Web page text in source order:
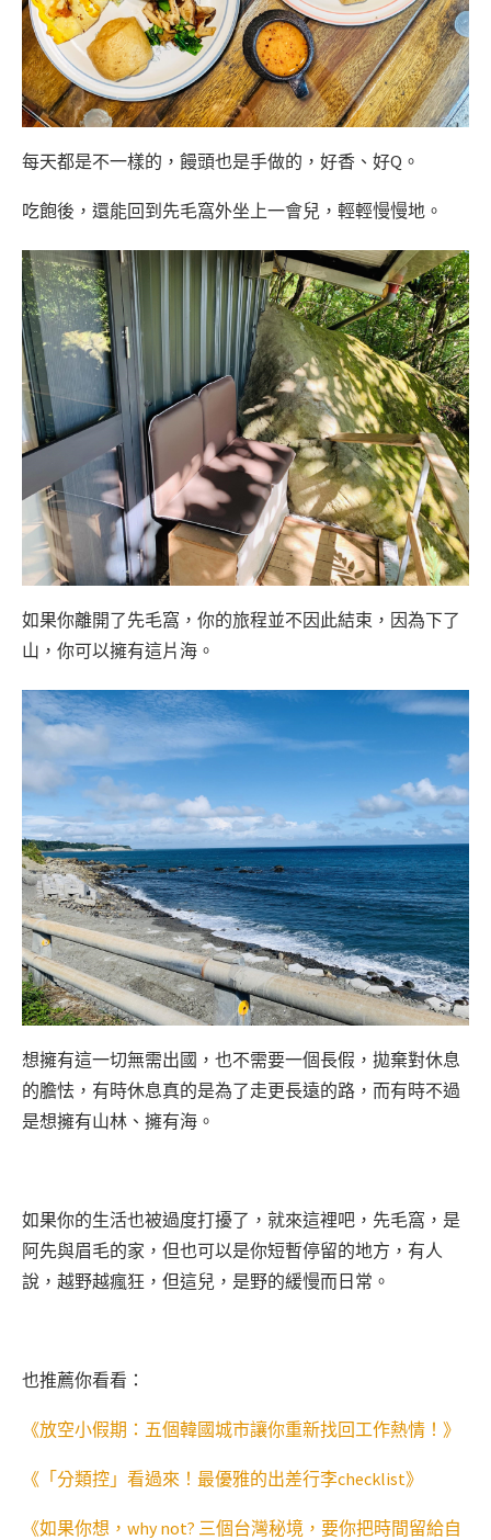
每天都是不一樣的，饅頭也是手做的，好香、好Q。
吃飽後，還能回到先毛窩外坐上一會兒，輕輕慢慢地。
如果你離開了先毛窩，你的旅程並不因此結束，因為下了
山，你可以擁有這片海。
想擁有這一切無需出國，也不需要一個長假，拋棄對休息
的膽怯，有時休息真的是為了走更長遠的路，而有時不過
是想擁有山林、擁有海。
如果你的生活也被過度打擾了，就來這裡吧，先毛窩，是
阿先與眉毛的家，但也可以是你短暫停留的地方，有人
說，越野越瘋狂，但這兒，是野的緩慢而日常。
也推薦你看看：
《放空小假期：五個韓國城市讓你重新找回工作熱情！》
《「分類控」看過來！最優雅的出差行李checklist》
《如果你想，why not? 三個台灣秘境，要你把時間留給自